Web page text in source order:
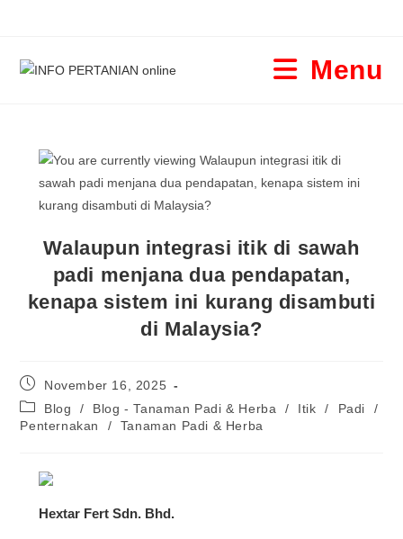
Menu
Walaupun integrasi itik di sawah
padi menjana dua pendapatan,
kenapa sistem ini kurang disambuti
di Malaysia?
November 16, 2025
Blog
/ Blog - Tanaman Padi & Herba / Itik / Padi
/
Penternakan
/ Tanaman Padi & Herba
Hextar Fert Sdn. Bhd.